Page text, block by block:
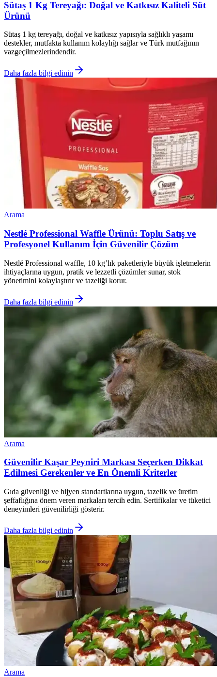
Sütaş 1 Kg Tereyağı: Doğal ve Katkısız Kaliteli Süt
Ürünü
Sütaş 1 kg tereyağı, doğal ve katkısız yapısıyla sağlıklı yaşamı
destekler, mutfakta kullanım kolaylığı sağlar ve Türk mutfağının
vazgeçilmezlerindendir.
Daha fazla bilgi edinin
Arama
Nestlé Professional Waffle Ürünü: Toplu Satış ve
Profesyonel Kullanım İçin Güvenilir Çözüm
Nestlé Professional waffle, 10 kg’lık paketleriyle büyük işletmelerin
ihtiyaçlarına uygun, pratik ve lezzetli çözümler sunar, stok
yönetimini kolaylaştırır ve tazeliği korur.
Daha fazla bilgi edinin
Arama
Güvenilir Kaşar Peyniri Markası Seçerken Dikkat
Edilmesi Gerekenler ve En Önemli Kriterler
Gıda güvenliği ve hijyen standartlarına uygun, tazelik ve üretim
şeffaflığına önem veren markaları tercih edin. Sertifikalar ve tüketici
deneyimleri güvenilirliği gösterir.
Daha fazla bilgi edinin
Arama